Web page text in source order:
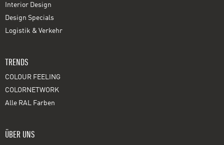
Interior Design
Design Specials
Logistik & Verkehr
TRENDS
COLOUR FEELING
COLORNETWORK
Alle RAL Farben
ÜBER UNS